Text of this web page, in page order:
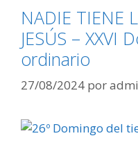
NADIE TIENE
JESÚS – XXVI
ordinario
27/08/2024 por